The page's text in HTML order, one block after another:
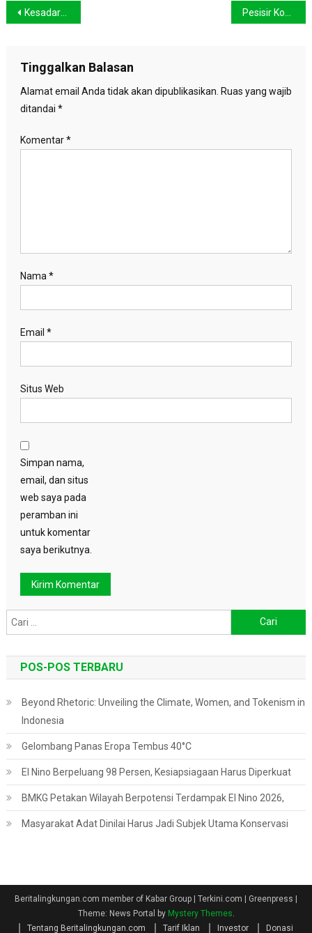
Navigasi
Kesadaran Akan Pembangunan Hijau Makin Membaik
Tinggalkan Balasan
Alamat email Anda tidak akan dipublikasikan. Ruas yang wajib
ditandai *
Komentar*
Nama *
Email *
Situs Web
Simpan nama,
email, dan situs
web saya pada
peramban ini
untuk komentar
saya berikutnya.
untuk:
POS-POS TERBARU
Beyond Rhetoric: Unveiling the Climate, Women, and Tokenism in
Indonesia
Gelombang Panas Eropa Tembus 40°C
El Nino Berpeluang 98 Persen, Kesiapsiagaan Harus Diperkuat
BMKG Petakan Wilayah Berpotensi Terdampak El Nino 2026,
Masyarakat Adat Dinilai Harus Jadi Subjek Utama Konservasi
Beritalingkungan.com member of Kabar Group | Terkini.com | Greenpress |
Theme: News Portal by Mystery Themes
Tentang Beritalingkungan.com
Tarif Iklan Investor Donasi